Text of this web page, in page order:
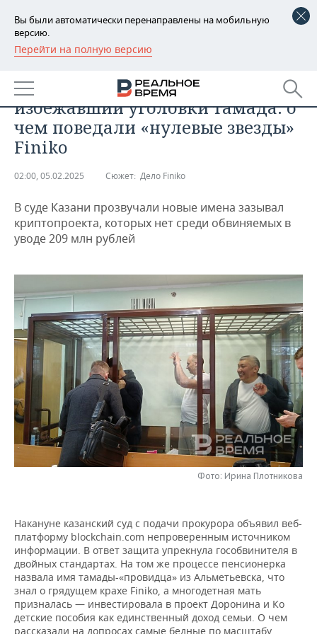
Вы были автоматически перенаправлены на мобильную
версию.
Перейти на полную версию
РЕГИОНЫ
БАШКОРТОСТАН
ТАТАРСТАН
УДМУРТИЯ
НОВОСТИ
АНАЛИТИКА
НОВОСТИ АНАЛИТИКИ
ДЕКЛАРАЦИИ О ДОХОДАХ
КОРОЛИ ГОСЗАКАЗА ПФО
ВУЗЫ ТАТАРСТАНА
КОМУ ПРИНАДЛЕЖАТ
ТОРГОВЫЕ ЦЕНТРЫ
ТАТАРСТАНА
ЭКОНОМИКА
НОВОСТИ ЭКОНОМИКИ
ФИНАНСЫ
БАНКИ
БЮДЖЕТ
ИНВЕСТИЦИИ
ПРОМЫШЛЕННОСТЬ
НОВОСТИ
ПРОМЫШЛЕННОСТИ
МАШИНОСТРОЕНИЕ
НЕФТЕХИМИЯ
НЕФТЬ
ОПК
ЭНЕРГЕТИКА
НЕДВИЖИМОСТЬ
НОВОСТИ НЕДВИЖИМОСТИ
АВТО
НОВОСТИ АВТО
БИЗНЕС
НОВОСТИ БИЗНЕСА
РОЗНИЧНАЯ ТОРГОВЛЯ
ТРАНСПОРТ
УСЛУГИ
ТЕХНОЛОГИИ
НОВОСТИ ТЕХНОЛОГИЙ
IT
МЕДИА
ТЕЛЕКОММУНИКАЦИИ
МЕРОПРИЯТИЯ
НОВОСТИ МЕРОПРИЯТИЙ
ВЫЕЗДНАЯ РЕДАКЦИЯ
БИЗНЕС-БРАНЧИ
СПОРТ
НОВОСТИ СПОРТА
ФУТБОЛ
ВОЛЕЙБОЛ
КИБЕРСПОРТ
ФИГУРНОЕ КАТАНИЕ
ОБЩЕСТВО
НОВОСТИ ОБЩЕСТВА
ИСТОРИЯ
КУЛЬТУРА
МЕДИЦИНА
ФОТОГАЛЕРЕЯ
СПИСОК ПЕРСОН
СПИСОК КОМПАНИЙ
ПОЛНАЯ ВЕРСИЯ
Мечта об аккордеоне и
избежавший уголовки тамада: о
чем поведали «нулевые звезды»
Finiko
02:00, 05.02.2025 Сюжет: Дело Finiko
В суде Казани прозвучали новые имена зазывал
криптопроекта, которых нет среди обвиняемых в
уводе 209 млн рублей
Фото: Ирина Плотникова
Накануне казанский суд с подачи прокурора объявил веб-
платформу blockchain.com непроверенным источником
информации. В ответ защита упрекнула гособвинителя в
двойных стандартах. На том же процессе пенсионерка
назвала имя тамады-«провидца» из Альметьевска, что
знал о грядущем крахе Finiko, а многодетная мать
призналась — инвестировала в проект Доронина и Ко
детские пособия как единственный доход семьи. О чем
рассказали на допросах самые бедные по масштабу